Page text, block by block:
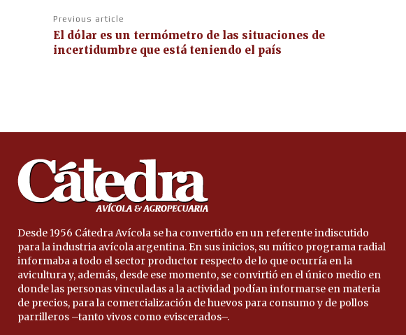
Previous article
El dólar es un termómetro de las situaciones de
incertidumbre que está teniendo el país
Desde 1956 Cátedra Avícola se ha convertido en un referente indiscutido
para la industria avícola argentina. En sus inicios, su mítico programa radial
informaba a todo el sector productor respecto de lo que ocurría en la
avicultura y, además, desde ese momento, se convirtió en el único medio en
donde las personas vinculadas a la actividad podían informarse en materia
de precios, para la comercialización de huevos para consumo y de pollos
parrilleros –tanto vivos como eviscerados–.